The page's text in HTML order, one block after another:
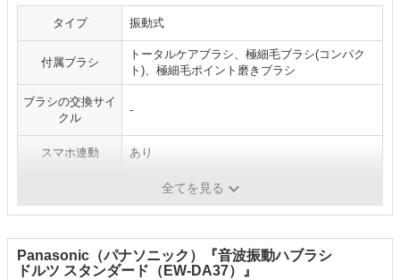
タイプ 振動式
付属ブラシ
トータルケアブラシ、極細毛ブラシ(コンパク
ト)、極細毛ポイント磨きブラシ
ブラシの交換サイ
クル
-
スマホ連動 あり
充電式全てを見る
Panasonic（パナソニック）『音波振動ハブラシ
ドルツ スタンダード（EW-DA37）』